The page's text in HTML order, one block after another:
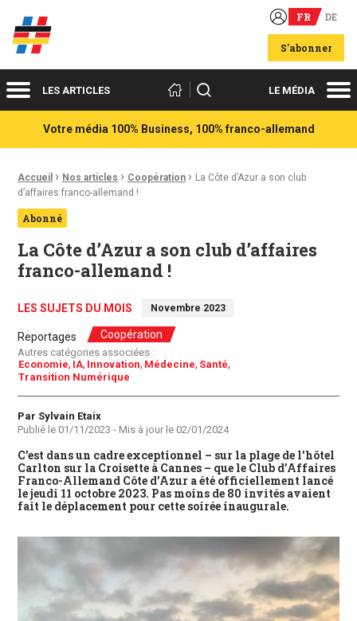
Acteurs du franco-allemand FR DE
S'abonner
MenuLES ARTICLES Rechercher LE MÉDIA
Votre média 100% Business, 100% franco-allemand
Fil d'Ariane :
Accueil › Nos articles › Coopération › La Côte d’Azur a son club
d’affaires franco-allemand !
Abonné
La Côte d’Azur a son club d’affaires
franco-allemand !
LES SUJETS DU MOIS Novembre 2023
Reportages Coopération
Autres catégories associées :
Economie IA Innovation Médecine Santé
Transition Numérique
Auteur
Par Sylvain Etaix
Publié le 01/11/2023 - Mis à jour le 02/01/2024
C’est dans un cadre exceptionnel – sur la plage de l’hôtel
Carlton sur la Croisette à Cannes – que le Club d’Affaires
Franco-Allemand Côte d’Azur a été officiellement lancé
le jeudi 11 octobre 2023. Pas moins de 80 invités avaient
fait le déplacement pour cette soirée inaugurale.